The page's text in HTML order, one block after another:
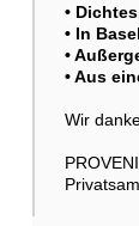
•
• In
•
• Aus
Wir